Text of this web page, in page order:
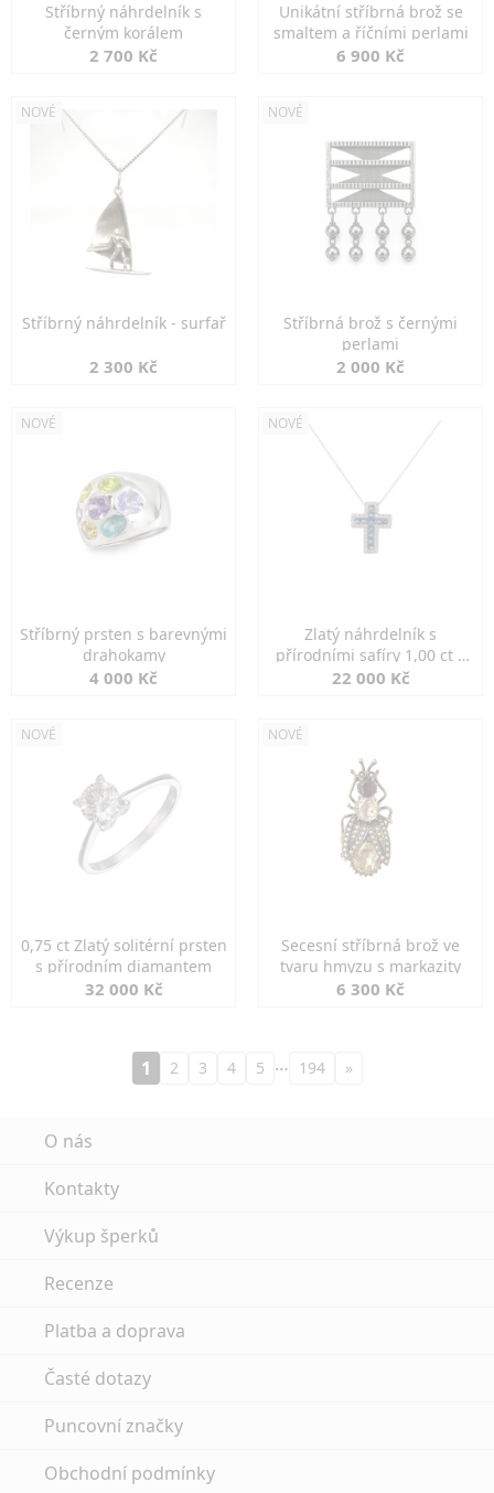
Stříbrný náhrdelník s
černým korálem
2 700 Kč
Unikátní stříbrná brož se
smaltem a říčními perlami
6 900 Kč
NOVÉ
Stříbrný náhrdelník - surfař
2 300 Kč
NOVÉ
Stříbrná brož s černými
perlami
2 000 Kč
NOVÉ
Stříbrný prsten s barevnými
drahokamy
4 000 Kč
NOVÉ
Zlatý náhrdelník s
přírodními safíry 1,00 ct a
diamanty
22 000 Kč
NOVÉ
0,75 ct Zlatý solitérní prsten
s přírodním diamantem
32 000 Kč
NOVÉ
Secesní stříbrná brož ve
tvaru hmyzu s markazity
6 300 Kč
1 2 3 4 5 … 194 »
O nás
Kontakty
Výkup šperků
Recenze
Platba a doprava
Časté dotazy
Puncovní značky
Obchodní podmínky